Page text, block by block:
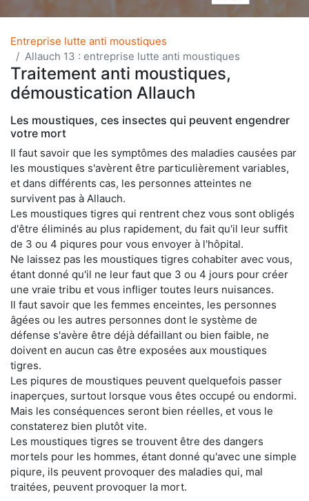
Entreprise lutte anti moustiques
Allauch 13 : entreprise lutte anti moustiques
Traitement anti moustiques,
démoustication Allauch
Les moustiques, ces insectes qui peuvent engendrer
votre mort
Il faut savoir que les symptômes des maladies causées par
les moustiques s'avèrent être particulièrement variables,
et dans différents cas, les personnes atteintes ne
survivent pas à Allauch.
Les moustiques tigres qui rentrent chez vous sont obligés
d'être éliminés au plus rapidement, du fait qu'il leur suffit
de 3 ou 4 piqures pour vous envoyer à l'hôpital.
Ne laissez pas les moustiques tigres cohabiter avec vous,
étant donné qu'il ne leur faut que 3 ou 4 jours pour créer
une vraie tribu et vous infliger toutes leurs nuisances.
Il faut savoir que les femmes enceintes, les personnes
âgées ou les autres personnes dont le système de
défense s'avère être déjà défaillant ou bien faible, ne
doivent en aucun cas être exposées aux moustiques
tigres.
Les piqures de moustiques peuvent quelquefois passer
inaperçues, surtout lorsque vous êtes occupé ou endormi.
Mais les conséquences seront bien réelles, et vous le
constaterez bien plutôt vite.
Les moustiques tigres se trouvent être des dangers
mortels pour les hommes, étant donné qu'avec une simple
piqure, ils peuvent provoquer des maladies qui, mal
traitées, peuvent provoquer la mort.